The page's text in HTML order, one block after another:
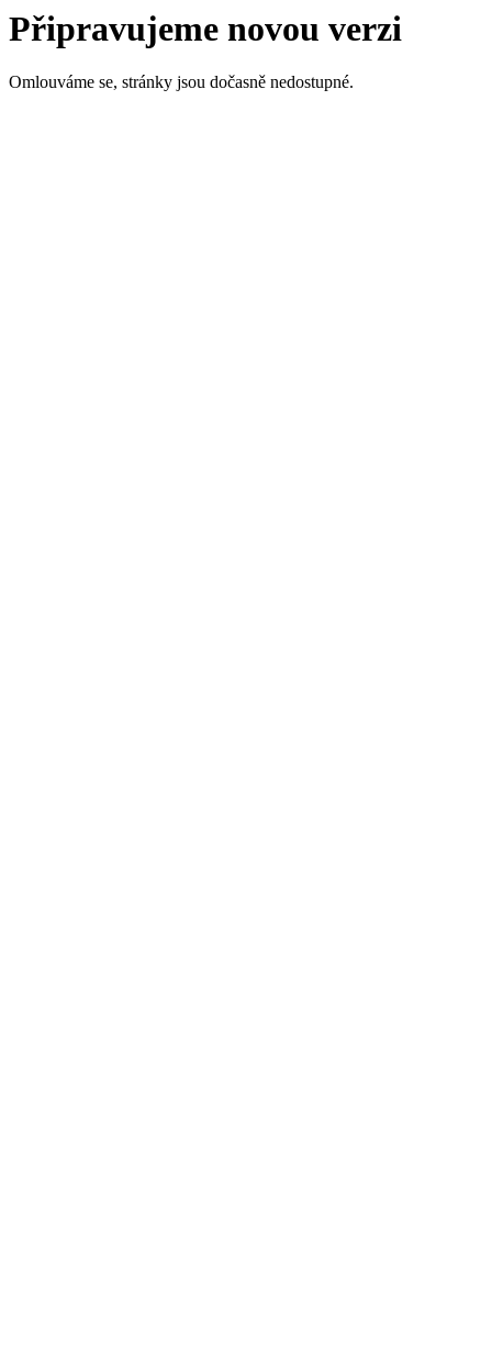
Připravujeme novou verzi
Omlouváme se, stránky jsou dočasně nedostupné.